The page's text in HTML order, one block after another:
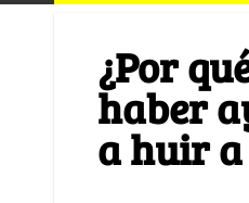
¿Por
haber
a huir